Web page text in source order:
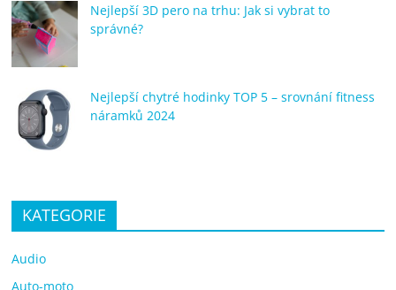
Nejlepší 3D pero na trhu: Jak si vybrat to
správné?
Nejlepší chytré hodinky TOP 5 – srovnání fitness
náramků 2024
KATEGORIE
Audio
Auto-moto